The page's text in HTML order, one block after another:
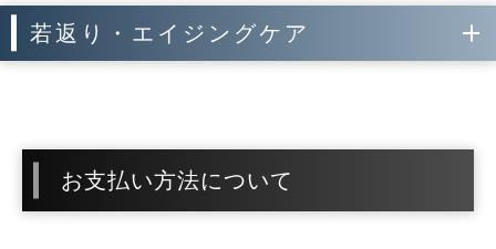
若返り・エイジングケア
お支払い方法について